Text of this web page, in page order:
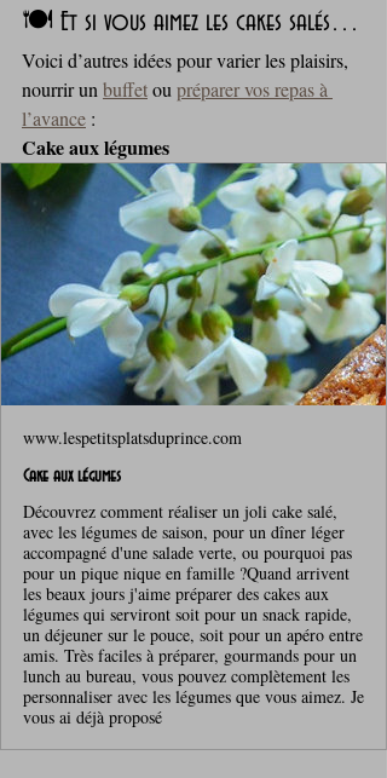
🍽️ Et si vous aimez les cakes salés…
Voici d’autres idées pour varier les plaisirs,
nourrir un buffet ou préparer vos repas à
l’avance :
Cake aux légumes
www.lespetitsplatsduprince.com
Cake aux légumes
Découvrez comment réaliser un joli cake salé,
avec les légumes de saison, pour un dîner léger
accompagné d'une salade verte, ou pourquoi pas
pour un pique nique en famille ?Quand arrivent
les beaux jours j'aime préparer des cakes aux
légumes qui serviront soit pour un snack rapide,
un déjeuner sur le pouce, soit pour un apéro entre
amis. Très faciles à préparer, gourmands pour un
lunch au bureau, vous pouvez complètement les
personnaliser avec les légumes que vous aimez. Je
vous ai déjà proposé